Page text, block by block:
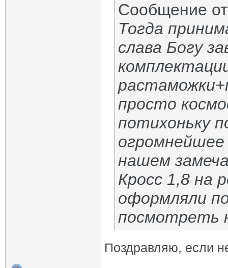
Сообщение
Тогда
слава Богу
просто
потихоньку
нашем
Кросс 1,8 на
оформляли
посмотреть
Поздравляю, если